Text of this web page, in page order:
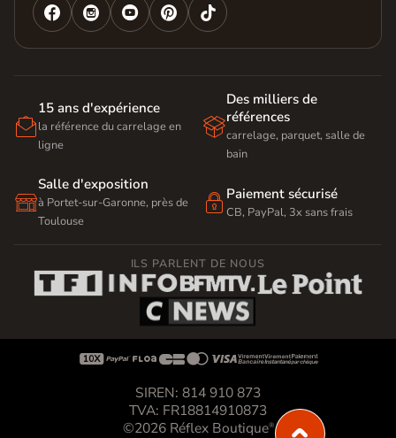
   

15 ans d'expérience
la référence du carrelage en
ligne

Des milliers de
références
carrelage, parquet, salle de
bain

Salle d'exposition
à Portet-sur-Garonne, près de
Toulouse
 Paiement sécurisé
CB, PayPal, 3x sans frais
ILS PARLENT DE NOUS

SIREN: 814 910 873
TVA: FR18814910873
©2026 Réflex Boutique®